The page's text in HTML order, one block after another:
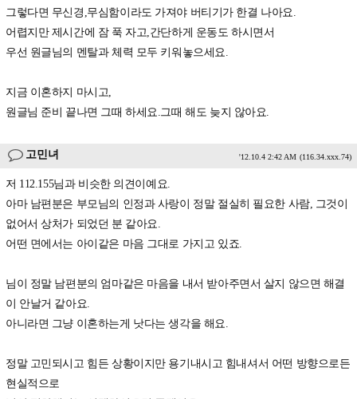
그렇다면 무신경,무심함이라도 가져야 버티기가 한결 나아요.
어렵지만 제시간에 잠 푹 자고,간단하게 운동도 하시면서
우선 원글님의 멘탈과 체력 모두 키워놓으세요.
지금 이혼하지 마시고,
원글님 준비 끝나면 그때 하세요.그때 해도 늦지 않아요.
고민녀 '12.10.4 2:42 AM (116.34.xxx.74)
저 112.155님과 비슷한 의견이예요.
아마 남편분은 부모님의 인정과 사랑이 정말 절실히 필요한 사람, 그것이
없어서 상처가 되었던 분 같아요.
어떤 면에서는 아이같은 마음 그대로 가지고 있죠.
님이 정말 남편분의 엄마같은 마음을 내서 받아주면서 살지 않으면 해결
이 안날거 같아요.
아니라면 그냥 이혼하는게 낫다는 생각을 해요.
정말 고민되시고 힘든 상황이지만 용기내시고 힘내셔서 어떤 방향으로든
현실적으로